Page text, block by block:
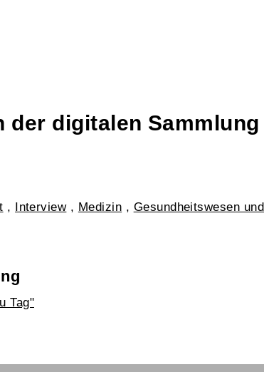
der digitalen Sammlung
, Interview, Medizin , Gesundheitswesen
Tag"